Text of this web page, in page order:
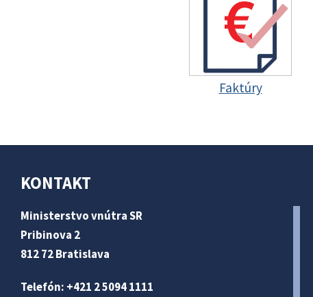
Faktúry
KONTAKT
Ministerstvo vnútra SR
Pribinova 2
812 72 Bratislava
Telefón: +421 2 5094 1111